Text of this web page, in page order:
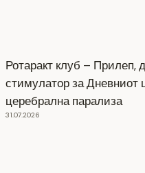
Ротаракт клуб – Прилеп,
стимулатор за Дневниот
церебрална парализа
31.07.2026